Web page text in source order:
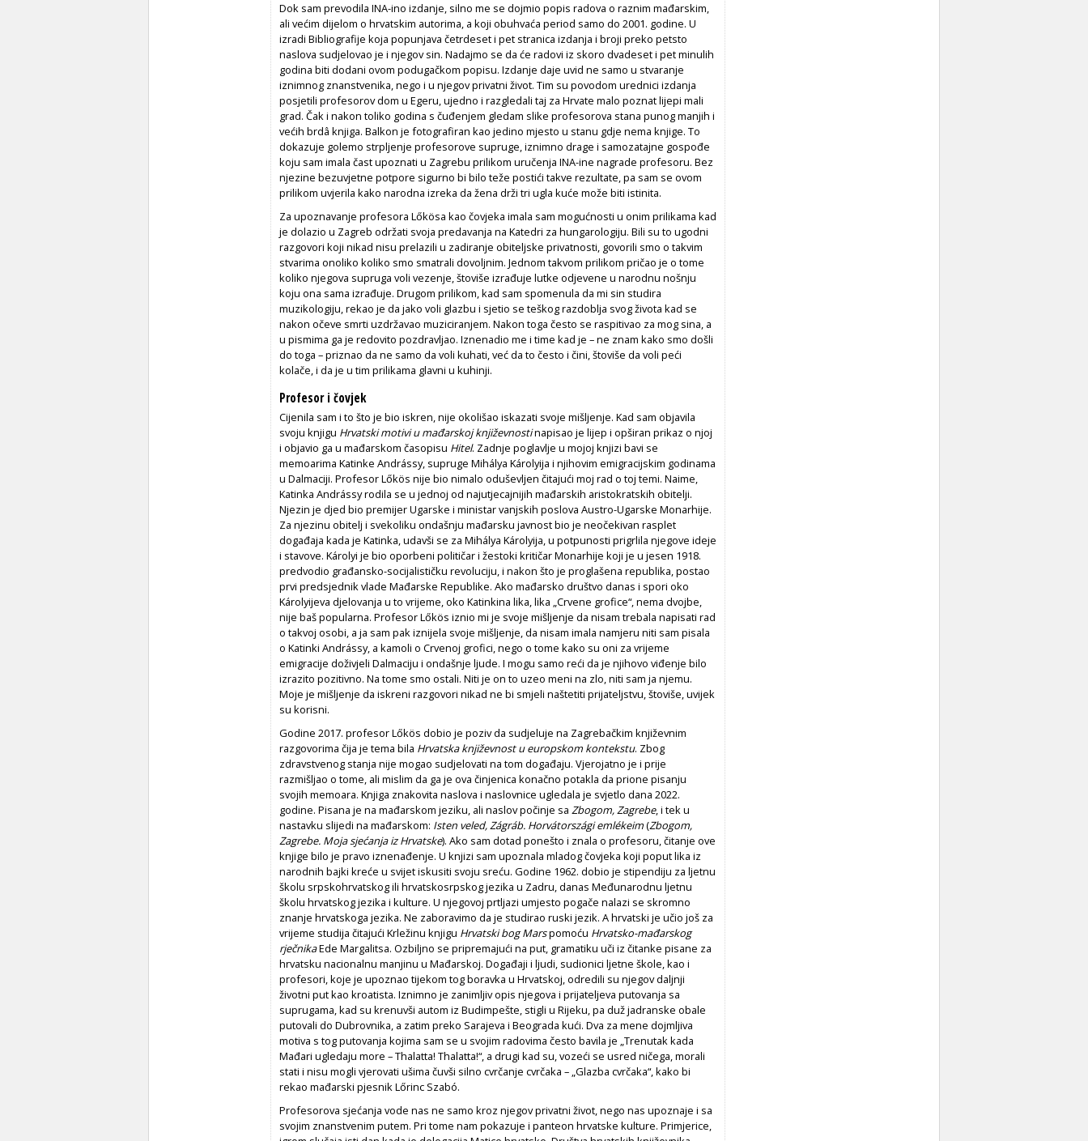
Dok sam prevodila INA-ino izdanje, silno me se dojmio popis radova o raznim mađarskim,
ali većim dijelom o hrvatskim autorima, a koji obuhvaća period samo do 2001. godine. U
izradi Bibliografije koja popunjava četrdeset i pet stranica izdanja i broji preko petsto
naslova sudjelovao je i njegov sin. Nadajmo se da će radovi iz skoro dvadeset i pet minulih
godina biti dodani ovom podugačkom popisu. Izdanje daje uvid ne samo u stvaranje
iznimnog znanstvenika, nego i u njegov privatni život. Tim su povodom urednici izdanja
posjetili profesorov dom u Egeru, ujedno i razgledali taj za Hrvate malo poznat lijepi mali
grad. Čak i nakon toliko godina s čuđenjem gledam slike profesorova stana punog manjih i
većih brdâ knjiga. Balkon je fotografiran kao jedino mjesto u stanu gdje nema knjige. To
dokazuje golemo strpljenje profesorove supruge, iznimno drage i samozatajne gospođe
koju sam imala čast upoznati u Zagrebu prilikom uručenja INA-ine nagrade profesoru. Bez
njezine bezuvjetne potpore sigurno bi bilo teže postići takve rezultate, pa sam se ovom
prilikom uvjerila kako narodna izreka da žena drži tri ugla kuće može biti istinita.
Za upoznavanje profesora Lőkösa kao čovjeka imala sam mogućnosti u onim prilikama kad
je dolazio u Zagreb održati svoja predavanja na Katedri za hungarologiju. Bili su to ugodni
razgovori koji nikad nisu prelazili u zadiranje obiteljske privatnosti, govorili smo o takvim
stvarima onoliko koliko smo smatrali dovoljnim. Jednom takvom prilikom pričao je o tome
koliko njegova supruga voli vezenje, štoviše izrađuje lutke odjevene u narodnu nošnju
koju ona sama izrađuje. Drugom prilikom, kad sam spomenula da mi sin studira
muzikologiju, rekao je da jako voli glazbu i sjetio se teškog razdoblja svog života kad se
nakon očeve smrti uzdržavao muziciranjem. Nakon toga često se raspitivao za mog sina, a
u pismima ga je redovito pozdravljao. Iznenadio me i time kad je – ne znam kako smo došli
do toga – priznao da ne samo da voli kuhati, već da to često i čini, štoviše da voli peći
kolače, i da je u tim prilikama glavni u kuhinji.
Profesor i čovjek
Cijenila sam i to što je bio iskren, nije okolišao iskazati svoje mišljenje. Kad sam objavila
svoju knjigu Hrvatski motivi u mađarskoj književnostinapisao je lijep i opširan prikaz o njoj
i objavio ga u mađarskom časopisu Hitel. Zadnje poglavlje u mojoj knjizi bavi se
memoarima Katinke Andrássy, supruge Mihálya Károlyija i njihovim emigracijskim godinama
u Dalmaciji. Profesor Lőkös nije bio nimalo oduševljen čitajući moj rad o toj temi. Naime,
Katinka Andrássy rodila se u jednoj od najutjecajnijih mađarskih aristokratskih obitelji.
Njezin je djed bio premijer Ugarske i ministar vanjskih poslova Austro-Ugarske Monarhije.
Za njezinu obitelj i svekoliku ondašnju mađarsku javnost bio je neočekivan rasplet
događaja kada je Katinka, udavši se za Mihálya Károlyija, u potpunosti prigrlila njegove ideje
i stavove. Károlyi je bio oporbeni političar i žestoki kritičar Monarhije koji je u jesen 1918.
predvodio građansko-socijalističku revoluciju, i nakon što je proglašena republika, postao
prvi predsjednik vlade Mađarske Republike. Ako mađarsko društvo danas i spori oko
Károlyijeva djelovanja u to vrijeme, oko Katinkina lika, lika „Crvene grofice“, nema dvojbe,
nije baš popularna. Profesor Lőkös iznio mi je svoje mišljenje da nisam trebala napisati rad
o takvoj osobi, a ja sam pak iznijela svoje mišljenje, da nisam imala namjeru niti sam pisala
o Katinki Andrássy, a kamoli o Crvenoj grofici, nego o tome kako su oni za vrijeme
emigracije doživjeli Dalmaciju i ondašnje ljude. I mogu samo reći da je njihovo viđenje bilo
izrazito pozitivno. Na tome smo ostali. Niti je on to uzeo meni na zlo, niti sam ja njemu.
Moje je mišljenje da iskreni razgovori nikad ne bi smjeli naštetiti prijateljstvu, štoviše, uvijek
su korisni.
Godine 2017. profesor Lőkös dobio je poziv da sudjeluje na Zagrebačkim književnim
razgovorima čija je tema bila Hrvatska književnost u europskom kontekstu. Zbog
zdravstvenog stanja nije mogao sudjelovati na tom događaju. Vjerojatno je i prije
razmišljao o tome, ali mislim da ga je ova činjenica konačno potakla da prione pisanju
svojih memoara. Knjiga znakovita naslova i naslovnice ugledala je svjetlo dana 2022.
godine. Pisana je na mađarskom jeziku, ali naslov počinje sa Zbogom, Zagrebe, i tek u
nastavku slijedi na mađarskom: Isten veled, Zágráb. Horvátországi emlékeim(Zbogom,
Zagrebe. Moja sjećanja iz Hrvatske). Ako sam dotad ponešto i znala o profesoru, čitanje ove
knjige bilo je pravo iznenađenje. U knjizi sam upoznala mladog čovjeka koji poput lika iz
narodnih bajki kreće u svijet iskusiti svoju sreću. Godine 1962. dobio je stipendiju za ljetnu
školu srpskohrvatskog ili hrvatskosrpskog jezika u Zadru, danas Međunarodnu ljetnu
školu hrvatskog jezika i kulture. U njegovoj prtljazi umjesto pogače nalazi se skromno
znanje hrvatskoga jezika. Ne zaboravimo da je studirao ruski jezik. A hrvatski je učio još za
vrijeme studija čitajući Krležinu knjigu Hrvatski bog Marspomoću Hrvatsko-mađarskog
rječnikaEde Margalitsa. Ozbiljno se pripremajući na put, gramatiku uči iz čitanke pisane za
hrvatsku nacionalnu manjinu u Mađarskoj. Događaji i ljudi, sudionici ljetne škole, kao i
profesori, koje je upoznao tijekom tog boravka u Hrvatskoj, odredili su njegov daljnji
životni put kao kroatista. Iznimno je zanimljiv opis njegova i prijateljeva putovanja sa
suprugama, kad su krenuvši autom iz Budimpešte, stigli u Rijeku, pa duž jadranske obale
putovali do Dubrovnika, a zatim preko Sarajeva i Beograda kući. Dva za mene dojmljiva
motiva s tog putovanja kojima sam se u svojim radovima često bavila je „Trenutak kada
Mađari ugledaju more – Thalatta! Thalatta!“, a drugi kad su, vozeći se usred ničega, morali
stati i nisu mogli vjerovati ušima čuvši silno cvrčanje cvrčaka – „Glazba cvrčaka“, kako bi
rekao mađarski pjesnik Lőrinc Szabó.
Profesorova sjećanja vode nas ne samo kroz njegov privatni život, nego nas upoznaje i sa
svojim znanstvenim putem. Pri tome nam pokazuje i panteon hrvatske kulture. Primjerice,